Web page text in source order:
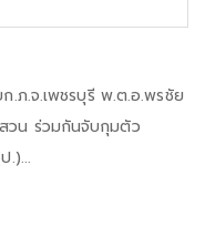
.ภ.จ.เพชรบุรี พ.ต.อ.พรชัย
วน ร่วมกันจับกุมตัว
.)...